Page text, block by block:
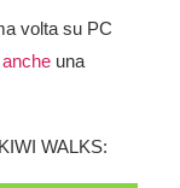
volta su PC
una
WALKS: